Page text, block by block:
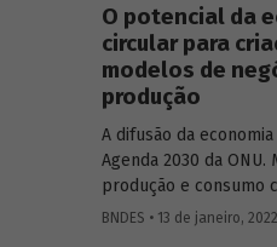
O potencial da
circular para
modelos de
produção
A difusão da
Agenda 2030 da ONU.
produção e consumo
dependência em
BNDES • 13 de janeiro, 2022